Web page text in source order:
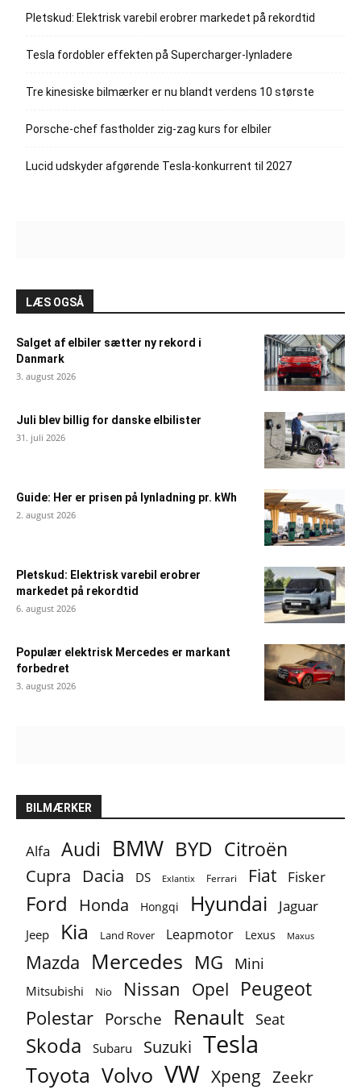
Pletskud: Elektrisk varebil erobrer markedet på rekordtid
Tesla fordobler effekten på Supercharger-lynladere
Tre kinesiske bilmærker er nu blandt verdens 10 største
Porsche-chef fastholder zig-zag kurs for elbiler
Lucid udskyder afgørende Tesla-konkurrent til 2027
LÆS OGSÅ
Salget af elbiler sætter ny rekord i
Danmark
3. august 2026
Juli blev billig for danske elbilister
31. juli 2026
Guide: Her er prisen på lynladning pr. kWh
2. august 2026
Pletskud: Elektrisk varebil erobrer
markedet på rekordtid
6. august 2026
Populær elektrisk Mercedes er markant
forbedret
3. august 2026
BILMÆRKER
Alfa Audi BMW BYD Citroën
Cupra Dacia DS Exlantix Ferrari Fiat Fisker
Ford Honda Hongqi Hyundai Jaguar
Jeep Kia Land Rover Leapmotor Lexus Maxus
Mazda Mercedes MG Mini
Mitsubishi Nio Nissan Opel Peugeot
Polestar Porsche Renault Seat
Skoda Subaru Suzuki Tesla
Toyota Volvo VW Xpeng Zeekr